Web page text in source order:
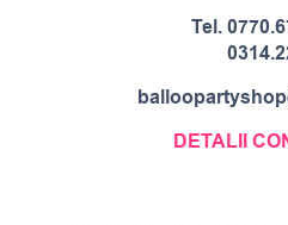
Tel.
DETALII